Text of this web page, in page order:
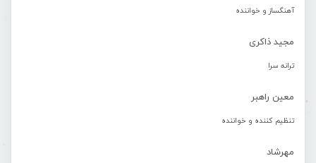
آهنگساز و خواننده
مجید ذاکری
ترانه سرا
معین راهبر
تنظیم کننده و خواننده
مهرشاد